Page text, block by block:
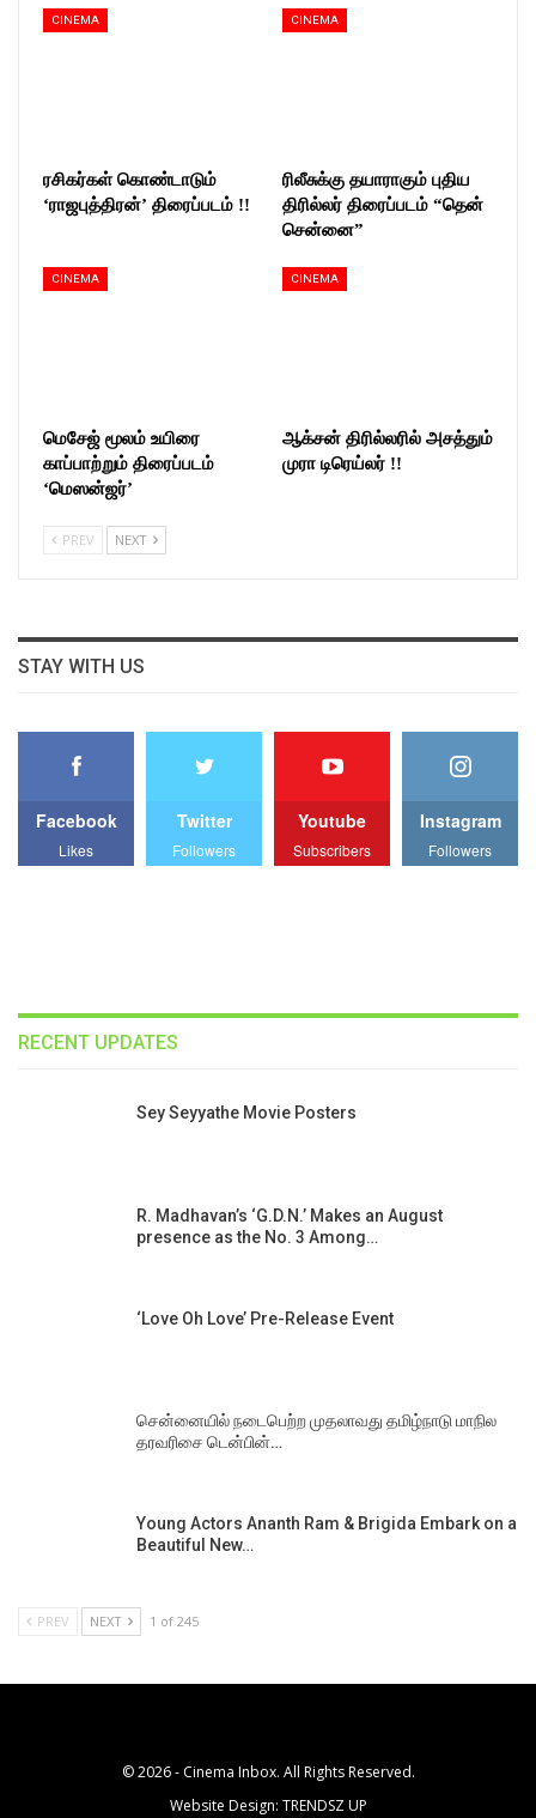
CINEMA
ரசிகர்கள் கொண்டாடும்
‘ராஜபுத்திரன்’ திரைப்படம் !!
CINEMA
ரிலீசுக்கு தயாராகும் புதிய
திரில்லர் திரைப்படம் “தென்
சென்னை”
CINEMA
மெசேஜ் மூலம் உயிரை
காப்பாற்றும் திரைப்படம்
‘மெஸன்ஜர்’
CINEMA
ஆக்சன் திரில்லரில் அசத்தும்
முரா டிரெய்லர் !!
PREV NEXT
STAY WITH US
Facebook
Likes
Twitter
Followers
Youtube
Subscribers
Instagram
Followers
RECENT UPDATES
Sey Seyyathe Movie Posters
R. Madhavan’s ‘G.D.N.’ Makes an August
presence as the No. 3 Among…
‘Love Oh Love’ Pre-Release Event
சென்னையில் நடைபெற்ற முதலாவது தமிழ்நாடு மாநில
தரவரிசை டென்பின்…
Young Actors Ananth Ram & Brigida Embark on a
Beautiful New…
PREV NEXT 1 of 245
© 2026 - Cinema Inbox. All Rights Reserved.
Website Design: TRENDSZ UP